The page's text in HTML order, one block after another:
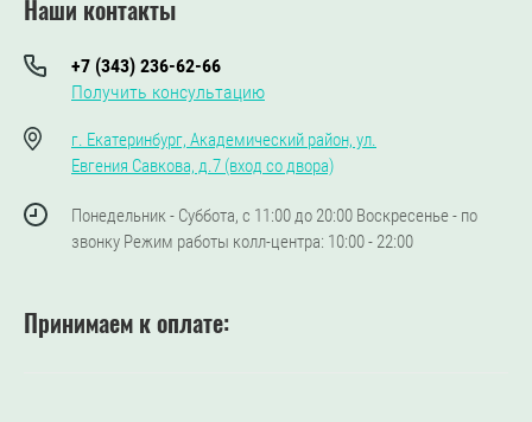
Наши контакты
+7 (343) 236-62-66
Получить консультацию
г. Екатеринбург, Академический район, ул.
Евгения Савкова, д.7 (вход со двора)
Понедельник - Суббота, с 11:00 до 20:00 Воскресенье - по
звонку Режим работы колл-центра: 10:00 - 22:00
Принимаем к оплате: